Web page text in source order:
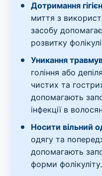
Дотримання
миття з
засобу
розвитку
Уникання
гоління або
чистих та
допомагають
інфекції в
Носити вільний
одягу та
допомагають
форми фолікуліту.